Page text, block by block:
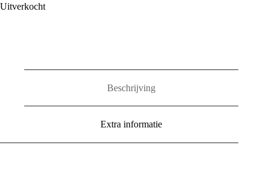
Uitverkocht
Beschrijving
Extra informatie